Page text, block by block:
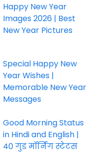
Happy New Year
Images 2026 | Best
New Year Pictures
Special Happy New
Year Wishes |
Memorable New Year
Messages
Good Morning Status
in Hindi and English |
40 गुड मॉर्निंग स्टेटस